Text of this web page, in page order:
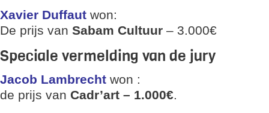
Xavier Duffaut won:
De prijs van Sabam Cultuur – 3.000€
Speciale vermelding van de jury
Jacob Lambrecht won :
de prijs van Cadr’art – 1.000€.